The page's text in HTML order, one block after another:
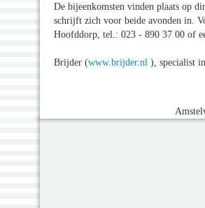
De bijeenkomsten vinden plaats op
schrijft zich voor beide avonden in.
Hoofddorp, tel.: 023 - 890 37 00 of
Brijder (www.brijder.nl ), specialist